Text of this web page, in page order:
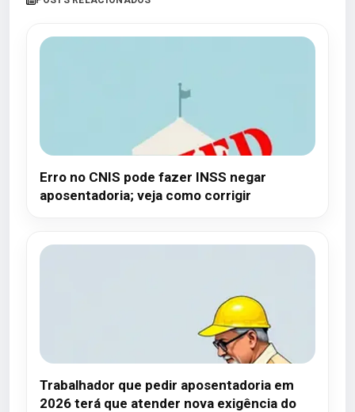
Erro no CNIS pode fazer INSS negar
aposentadoria; veja como corrigir
Trabalhador que pedir aposentadoria em
2026 terá que atender nova exigência do